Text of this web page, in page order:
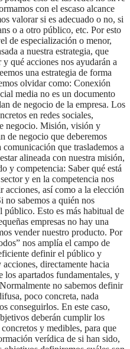
con el escaso alcance
valorar si es adecuado o no, si
o a otro público, etc. Por esto
de especialización o menor,
a nuestra estrategia, que
qué acciones nos ayudarán a
una estrategia de forma
olvidar como: Conexión
media no es un documento
de negocio de la empresa. Los
en redes sociales,
negocio. Misión, visión y
de negocio que deberemos
que traslademos a
alineada con nuestra misión,
y competencia: Saber qué está
y en la competencia nos
así como a la elección
no sabemos a quién nos
Esto es más habitual de
empresas no hay una
vender nuestro producto. Por
nos amplía el campo de
definir el público y
directamente hacia
los apartados fundamentales, y
no sabemos definir
poco concreta, nada
conseguirlos. En este caso,
deberán cumplir los
y medibles, para que
verídica de si han sido,